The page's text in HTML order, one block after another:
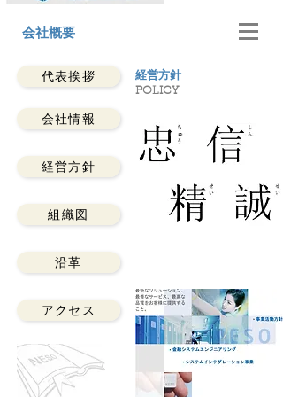
会社概要
代表挨拶 ​経営方針
​POLICY
会社情報
経営方針
組織図
沿革
アクセス